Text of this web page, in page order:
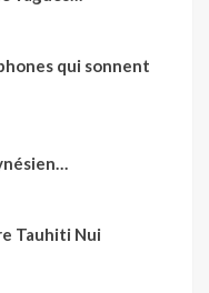
qui sonnent
Tauhiti Nui